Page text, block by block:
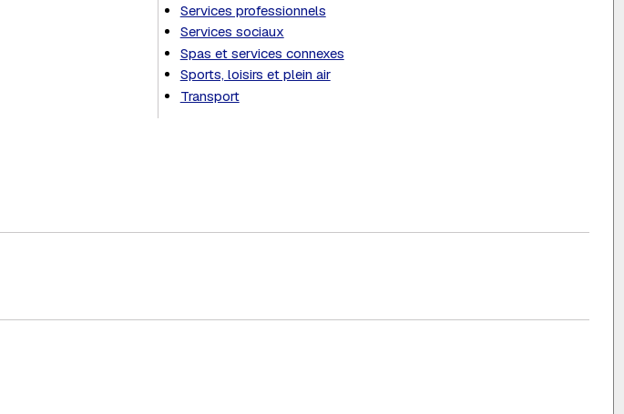
Services professionnels
Services sociaux
Spas et services connexes
Sports, loisirs et plein air
Transport